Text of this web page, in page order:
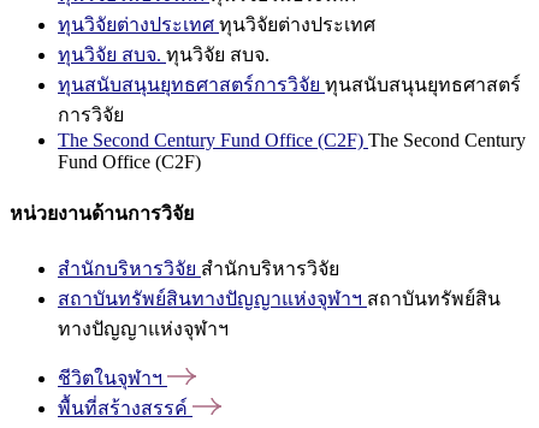
ทุนวิจัยต่างประเทศ ทุนวิจัยต่างประเทศ
ทุนวิจัย สบจ. ทุนวิจัย สบจ.
ทุนสนับสนุนยุทธศาสตร์การวิจัย ทุนสนับสนุนยุทธศาสตร์
การวิจัย
The Second Century Fund Office (C2F) The Second Century
Fund Office (C2F)
หน่วยงานด้านการวิจัย
สำนักบริหารวิจัย สำนักบริหารวิจัย
สถาบันทรัพย์สินทางปัญญาแห่งจุฬาฯ สถาบันทรัพย์สิน
ทางปัญญาแห่งจุฬาฯ
ชีวิตในจุฬาฯ
พื้นที่สร้างสรรค์